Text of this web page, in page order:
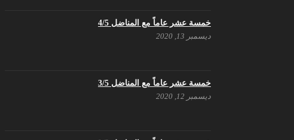
مايو 3, 2023
مايو 3, 2023
خمسة عشر عاماً مع المناضل 4/5
ديسمبر 13, 2020
خمسة عشر عاماً مع المناضل 3/5
ديسمبر 12, 2020